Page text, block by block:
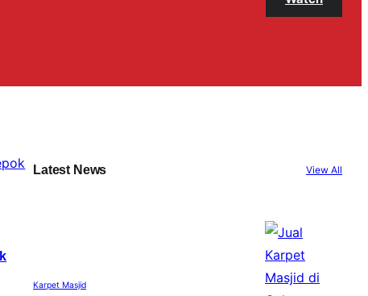
Latest News View All
Karpet Masjid